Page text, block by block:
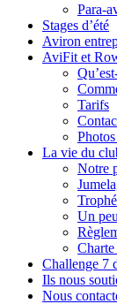
Para-
Stages d’été
Aviron
AviFit et
Tarifs
La vie du
Notre
Un
Challenge 7
Ils nous
Nous